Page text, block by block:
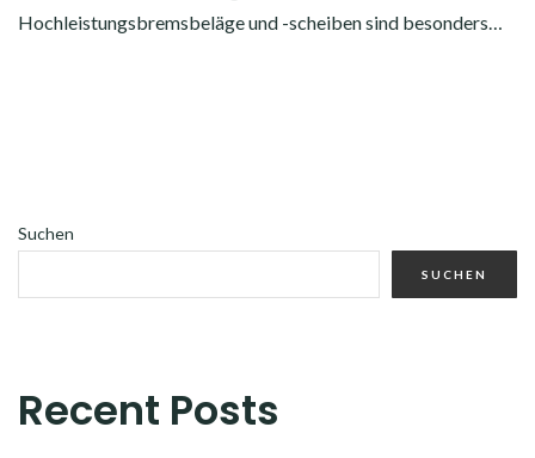
Hochleistungsbremsbeläge und -scheiben sind besonders…
Suchen
SUCHEN
Recent Posts